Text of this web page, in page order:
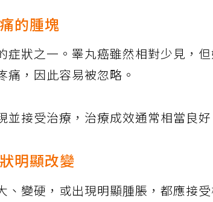
的腫塊
症狀之一。睪丸癌雖然相對少見，
痛，因此容易被忽略。
並接受治療，治療成效通常相當良好
明顯改變